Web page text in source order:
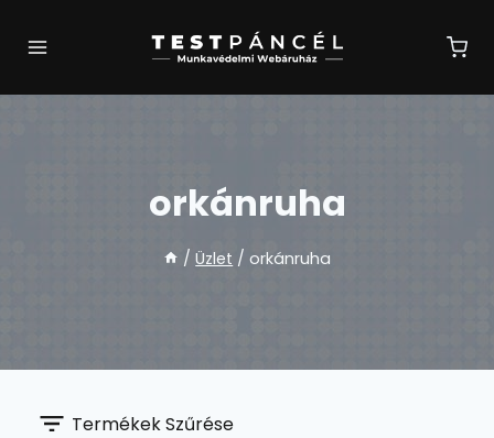
orkánruha
/ Üzlet / orkánruha
Termékek Szűrése